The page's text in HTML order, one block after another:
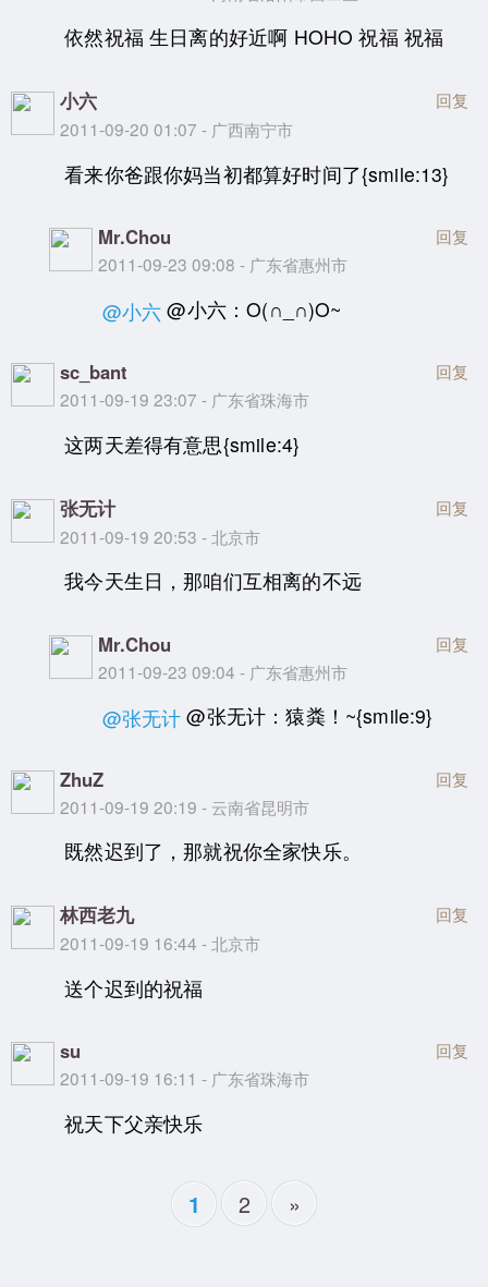
依然祝福 生日离的好近啊 HOHO 祝福 祝福
小六
2011-09-20 01:07 - 广西南宁市
回复
看来你爸跟你妈当初都算好时间了{smile:13}
Mr.Chou
2011-09-23 09:08 - 广东省惠州市
回复
@小六 @小六：O(∩_∩)O~
sc_bant
2011-09-19 23:07 - 广东省珠海市
回复
这两天差得有意思{smile:4}
张无计
2011-09-19 20:53 - 北京市
回复
我今天生日，那咱们互相离的不远
Mr.Chou
2011-09-23 09:04 - 广东省惠州市
回复
@张无计 @张无计：猿粪！~{smile:9}
ZhuZ
2011-09-19 20:19 - 云南省昆明市
回复
既然迟到了，那就祝你全家快乐。
林西老九
2011-09-19 16:44 - 北京市
回复
送个迟到的祝福
su
2011-09-19 16:11 - 广东省珠海市
回复
祝天下父亲快乐
1 2 »